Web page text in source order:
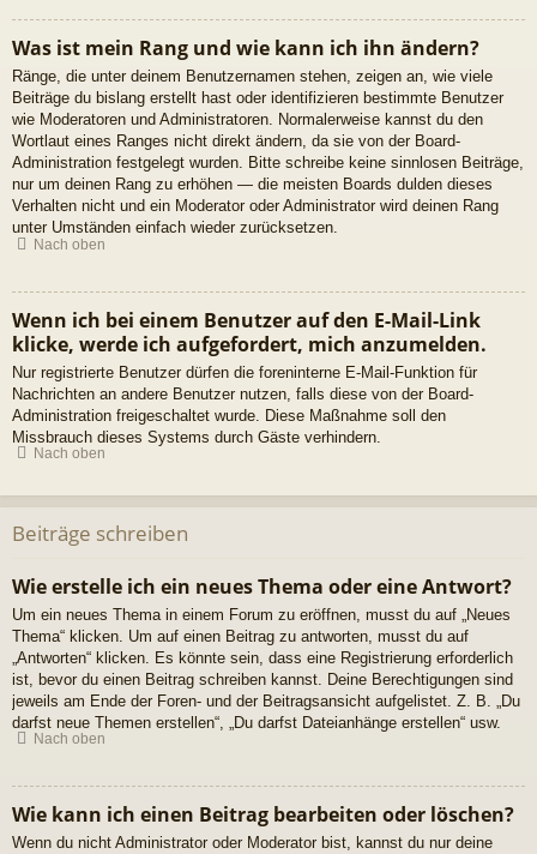
Was ist mein Rang und wie kann ich ihn ändern?
Ränge, die unter deinem Benutzernamen stehen, zeigen an, wie viele
Beiträge du bislang erstellt hast oder identifizieren bestimmte Benutzer
wie Moderatoren und Administratoren. Normalerweise kannst du den
Wortlaut eines Ranges nicht direkt ändern, da sie von der Board-
Administration festgelegt wurden. Bitte schreibe keine sinnlosen Beiträge,
nur um deinen Rang zu erhöhen — die meisten Boards dulden dieses
Verhalten nicht und ein Moderator oder Administrator wird deinen Rang
unter Umständen einfach wieder zurücksetzen.
Nach oben
Wenn ich bei einem Benutzer auf den E-Mail-Link
klicke, werde ich aufgefordert, mich anzumelden.
Nur registrierte Benutzer dürfen die foreninterne E-Mail-Funktion für
Nachrichten an andere Benutzer nutzen, falls diese von der Board-
Administration freigeschaltet wurde. Diese Maßnahme soll den
Missbrauch dieses Systems durch Gäste verhindern.
Nach oben
Beiträge schreiben
Wie erstelle ich ein neues Thema oder eine Antwort?
Um ein neues Thema in einem Forum zu eröffnen, musst du auf „Neues
Thema“ klicken. Um auf einen Beitrag zu antworten, musst du auf
„Antworten“ klicken. Es könnte sein, dass eine Registrierung erforderlich
ist, bevor du einen Beitrag schreiben kannst. Deine Berechtigungen sind
jeweils am Ende der Foren- und der Beitragsansicht aufgelistet. Z. B. „Du
darfst neue Themen erstellen“, „Du darfst Dateianhänge erstellen“ usw.
Nach oben
Wie kann ich einen Beitrag bearbeiten oder löschen?
Wenn du nicht Administrator oder Moderator bist, kannst du nur deine